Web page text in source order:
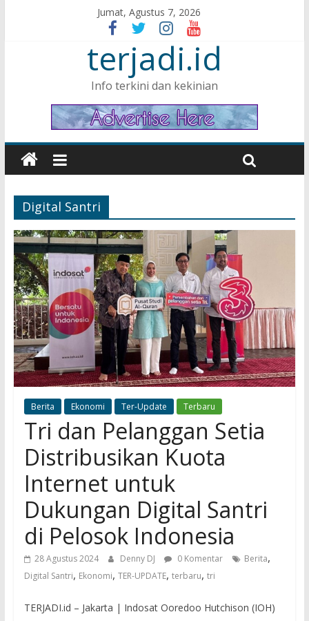
Jumat, Agustus 7, 2026
terjadi.id
Info terkini dan kekinian
Digital Santri
Berita Ekonomi Ter-Update Terbaru
Tri dan Pelanggan Setia
Distribusikan Kuota
Internet untuk
Dukungan Digital Santri
di Pelosok Indonesia
28 Agustus 2024 Denny DJ 0 Komentar Berita,
Digital Santri, Ekonomi, TER-UPDATE, terbaru, tri
TERJADI.id – Jakarta | Indosat Ooredoo Hutchison (IOH)